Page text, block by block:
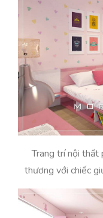
Trang trí nội thất
thương với chiếc